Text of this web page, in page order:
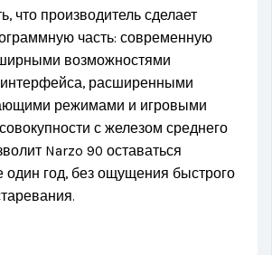
что производитель сделает
часть: современную
возможностями
интерфейса, расширенными
режимами и игровыми
с железом среднего
Narzo 90 оставаться
один год, без ощущения быстрого